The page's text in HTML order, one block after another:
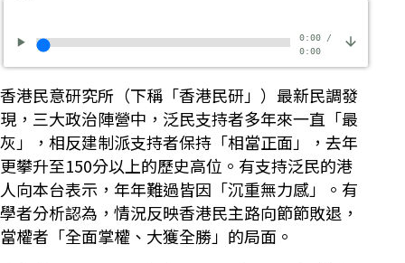
0:00/
0:00
香港民意研究所（下稱「香港民研」）最新民調發
現，三大政治陣營中，泛民支持者多年來一直「最
灰」，相反建制派支持者保持「相當正面」，去年
更攀升至150分以上的歷史高位。有支持泛民的港
人向本台表示，年年難過皆因「沉重無力感」。有
學者分析認為，情況反映香港民主路向節節敗退，
當權者「全面掌權、大獲全勝」的局面。